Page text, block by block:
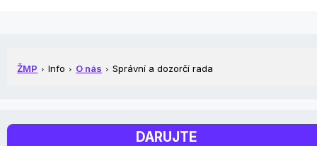
ŽMP Info O nás Správní a dozorčí rada
DARUJTE